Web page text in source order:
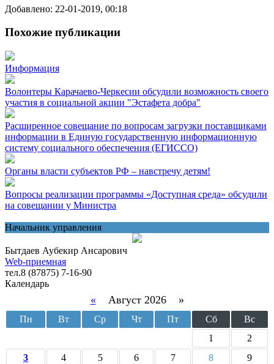
Добавлено: 22-01-2019, 00:18
Похожие публикации
Информация
Волонтеры Карачаево-Черкесии обсудили возможность своего
участия в социальной акции "Эстафета добра"
Расширенное совещание по вопросам загрузки поставщиками
информации в Единую государственную информационную
систему социального обеспечения (ЕГИССО)
Органы власти субъектов РФ – навстречу детям!
Вопросы реализации программы «Доступная среда» обсудили
на совещании у Министра
Начальник управления
Бытдаев Аубекир Ансарович
Web-приемная
тел.8 (87875) 7-16-90
Календарь
« Август 2026 »
Пн Вт Ср Чт Пт Сб
Вс
1
2
3
4 5 6 7 8
9